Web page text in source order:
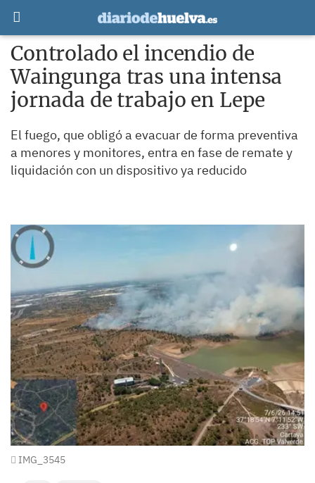
Controlado el incendio de
Waingunga tras una intensa
jornada de trabajo en Lepe
El fuego, que obligó a evacuar de forma preventiva
a menores y monitores, entra en fase de remate y
liquidación con un dispositivo ya reducido
IMG_3545